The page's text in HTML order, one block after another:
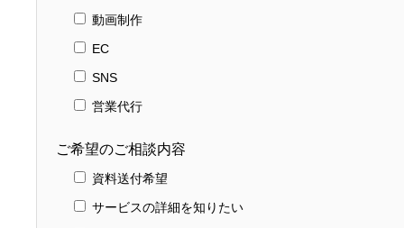
動画制作
EC
SNS
営業代行
ご希望のご相談内容
資料送付希望
サービスの詳細を知りたい